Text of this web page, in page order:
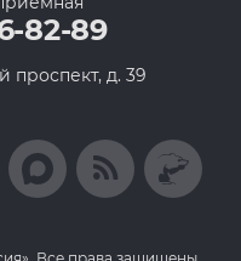
82-89
проспект, д. 39